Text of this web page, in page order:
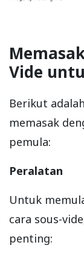
Vide
Berikut
memasak
pemula:
Peralatan
Untuk
cara sous-
penting: